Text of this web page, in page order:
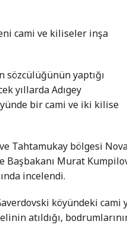
cami ve kiliseler inşa
sözcülüğünün yaptığı
yıllarda Adıgey
bir cami ve iki kilise
Tahtamukay bölgesi
Murat
incelendi.
köyündeki
atıldığı,